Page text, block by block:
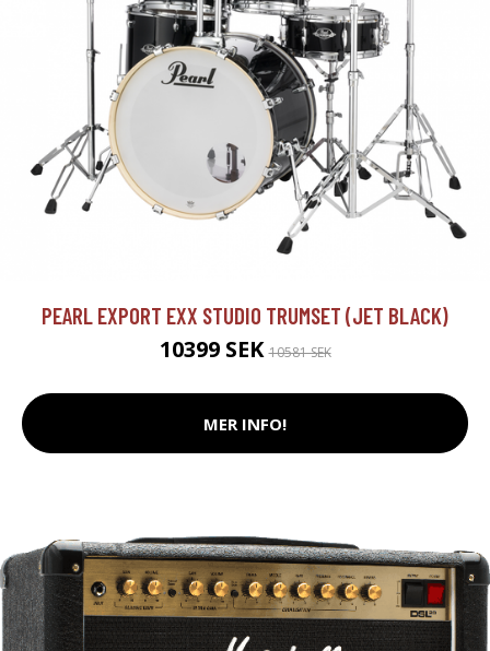
PEARL EXPORT EXX STUDIO TRUMSET (JET BLACK)
10399 SEK10581 SEK
MER INFO!